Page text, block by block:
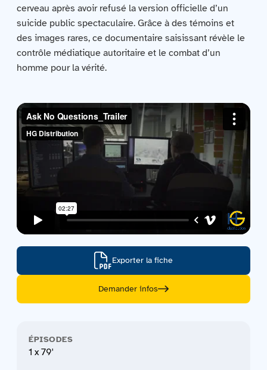
Catalogue
Contactez-nous
Acquisitions
cerveau après avoir refusé la version officielle d’un
suicide public spectaculaire. Grâce à des témoins et
des images rares, ce documentaire saisissant révèle le
contrôle médiatique autoritaire et le combat d’un
homme pour la vérité.
Exporter la fiche
Demander infos
ÉPISODES
1 x 79'